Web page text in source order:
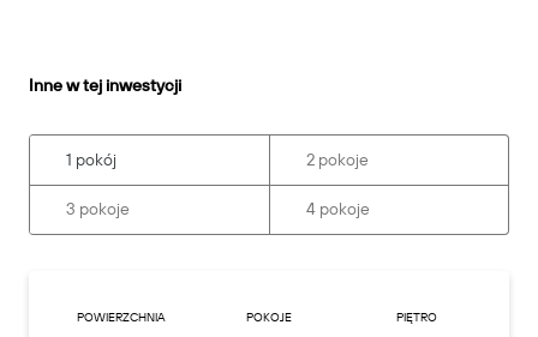
Inne w tej inwestycji
1 pokój 2 pokoje
3 pokoje 4 pokoje
POWIERZCHNIA POKOJE PIĘTRO